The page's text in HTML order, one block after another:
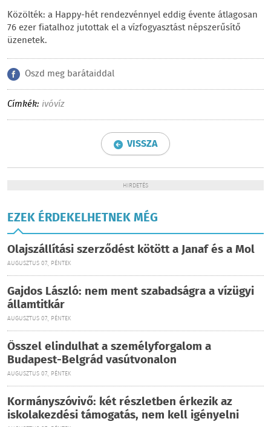
Közölték: a Happy-hét rendezvénnyel eddig évente átlagosan
76 ezer fiatalhoz jutottak el a vízfogyasztást népszerűsítő
üzenetek.
Oszd meg barátaiddal
Címkék: ivóvíz
VISSZA
HIRDETÉS
EZEK ÉRDEKELHETNEK MÉG
Olajszállítási szerződést kötött a Janaf és a Mol
AUGUSZTUS 07., PÉNTEK
Gajdos László: nem ment szabadságra a vízügyi
államtitkár
AUGUSZTUS 07., PÉNTEK
Ősszel elindulhat a személyforgalom a
Budapest-Belgrád vasútvonalon
AUGUSZTUS 07., PÉNTEK
Kormányszóvivő: két részletben érkezik az
iskolakezdési támogatás, nem kell igényelni